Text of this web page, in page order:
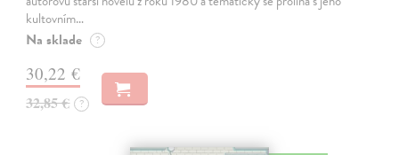
kultovním…
Na sklade ?
30,22 €
32,85 € ?